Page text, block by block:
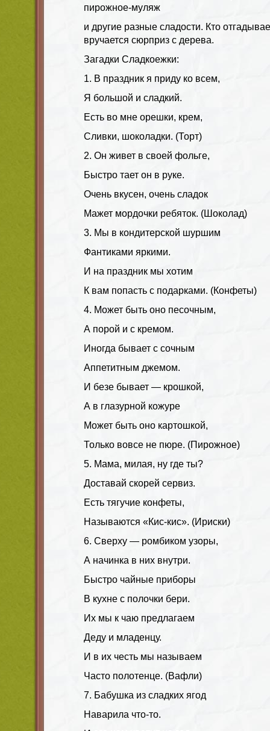
пирожное-муляж
и другие разные сладости. Кто
вручается сюрприз с дерева.
Загадки Сладкоежки:
1. В праздник я приду ко всем,
Я большой и сладкий.
Есть во мне орешки, крем,
Сливки, шоколадки. (Торт)
2. Он живет в своей фольге,
Быстро тает он в руке.
Очень вкусен, очень сладок
Мажет мордочки ребяток. (Шоколад)
3. Мы в кондитерской шуршим
Фантиками яркими.
И на праздник мы хотим
К вам попасть с подарками. (Конфеты)
4. Может быть оно песочным,
А порой и с кремом.
Иногда бывает с сочным
Аппетитным джемом.
И безе бывает — крошкой,
А в глазурной кожуре
Может быть оно картошкой,
Только вовсе не пюре. (Пирожное)
5. Мама, милая, ну где ты?
Доставай скорей сервиз.
Есть тягучие конфеты,
Называются «Кис-кис». (Ириски)
6. Сверху — ромбиком узоры,
А начинка в них внутри.
Быстро чайные приборы
В кухне с полочки бери.
Их мы к чаю предлагаем
Деду и младенцу.
И в их честь мы называем
Часто полотенце. (Вафли)
7. Бабушка из сладких ягод
Наварила что-то.